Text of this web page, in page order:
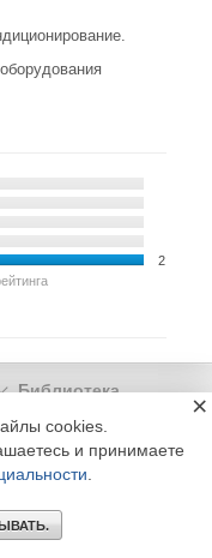
2
Библиотека
Реклама
+7 (495) 665-00-
cookies.
и принимаете
×